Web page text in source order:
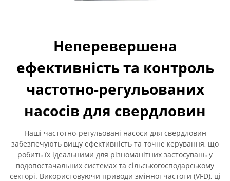
Неперевершена
ефективність та контроль
частотно-регульованих
насосів для свердловин
Наші частотно-регульовані насоси для свердловин
забезпечують вищу ефективність та точне керування, що
робить їх ідеальними для різноманітних застосувань у
водопостачальних системах та сільськогосподарському
секторі. Використовуючи приводи змінної частоти (VFD), ці